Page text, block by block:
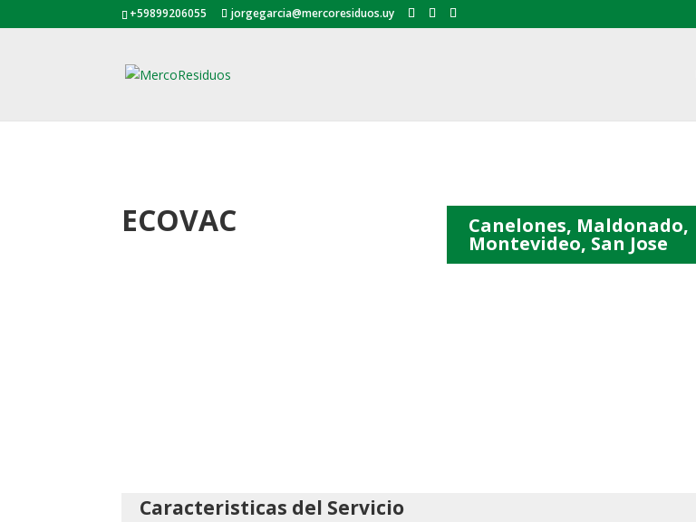
+59899206055 jorgegarcia@mercoresiduos.uy
ECOVAC Canelones, Maldonado,
Montevideo, San Jose
Caracteristicas del Servicio